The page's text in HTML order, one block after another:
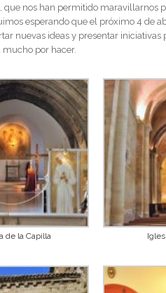
nos han permitido maravillarnos
esperando que el próximo 4 de
nuevas ideas y presentar iniciativas
por hacer.
de la Capilla